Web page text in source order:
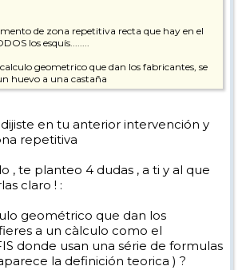
de zona repetitiva recta que hay en el
los esquís........
geometrico que dan los fabricantes, se
huevo a una castaña
en tu anterior intervención y
repetitiva
, te planteo 4 dudas , a ti y al que
claro ! :
geométrico que dan los
a un càlculo como el
donde usan una série de formulas
la definición teorica ) ?